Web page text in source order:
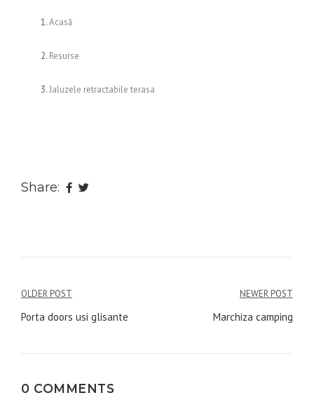
Acasă
Resurse
Jaluzele retractabile terasa
Share:
Navigare
în
OLDER POST
Porta doors usi glisante
NEWER POST
Marchiza camping
0 COMMENTS